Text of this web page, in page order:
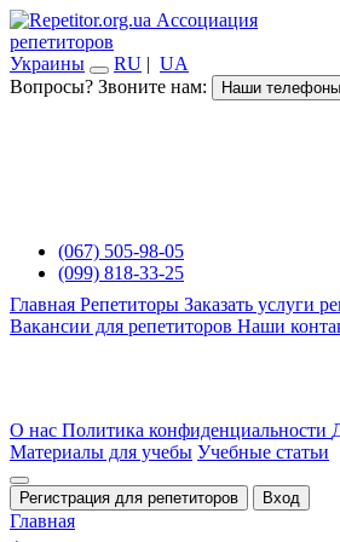
Ассоциация
репетиторов
Украины
RU | UA
Вопросы? Звоните нам:
Наши телефоны
(067) 505-98-05
(099) 818-33-25
Главная Репетиторы Заказать услуги
Вакансии для репетиторов Наши
О нас Политика конфиденциальности
Материалы для учебы Учебные статьи
Регистрация для репетиторов Вход
Главная